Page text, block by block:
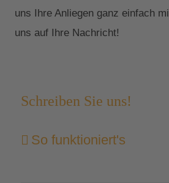
uns Ihre Anliegen ganz einfach
uns auf Ihre Nachricht!
Schreiben Sie uns!
So funktioniert's